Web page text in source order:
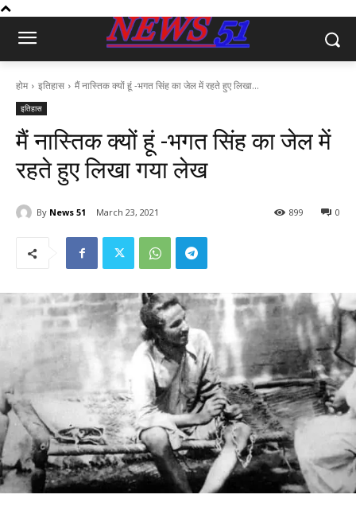
होम इतिहास मैं नास्तिक क्यों हूं -भगत सिंह का जेल में रहते हुए लिखा...
इतिहास
मैं नास्तिक क्यों हूं -भगत सिंह का जेल में
रहते हुए लिखा गया लेख
By News 51 March 23, 2021 0
899